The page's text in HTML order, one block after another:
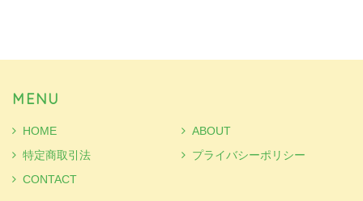
MENU
HOME
ABOUT
特定商取引法
プライバシーポリシー
CONTACT